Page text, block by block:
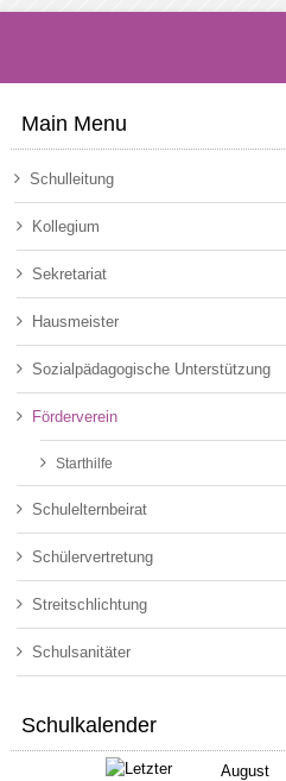
Main Menu
Schulleitung
Kollegium
Sekretariat
Hausmeister
Sozialpädagogische Unterstützung
Förderverein
Starthilfe
Schulelternbeirat
Schülervertretung
Streitschlichtung
Schulsanitäter
Schulkalender
August